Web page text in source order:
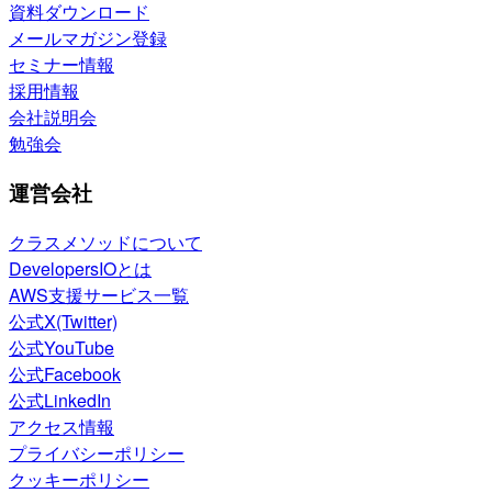
資料ダウンロード
メールマガジン登録
セミナー情報
採用情報
会社説明会
勉強会
運営会社
クラスメソッドについて
DevelopersIOとは
AWS支援サービス一覧
公式X(Twitter)
公式YouTube
公式Facebook
公式LinkedIn
アクセス情報
プライバシーポリシー
クッキーポリシー